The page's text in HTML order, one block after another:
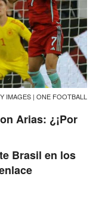
IMAGES | ONE FOOTBALL
Arias: ¿¡Por
Brasil en los